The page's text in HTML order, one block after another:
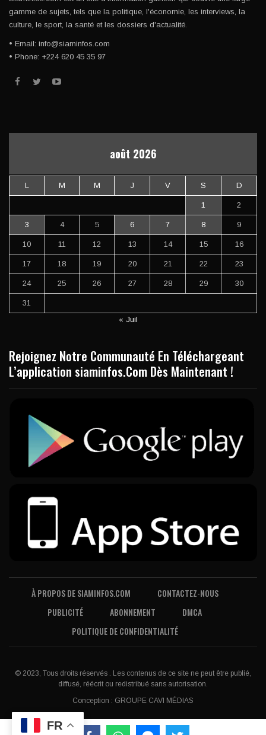
gamme de sujets, tels que la politique, l'économie, les interviews, la
culture, le sport, la santé et les dossiers d'actualité.
• Email: info@siaminfos.com
• Phone: +224 620 45 35 97
août 2026
L M M J V S D
1 2
3 4 5 6 7 8 9
10 11 12 13 14 15 16
17 18 19 20 21 22 23
24 25 26 27 28 29 30
31
« Juil
Rejoignez Notre Communauté En Téléchargeant
L’application siaminfos.Com Dès Maintenant !
À PROPOS DE SIAMINFOS.COM
CONTACTEZ-NOUS
PUBLICITÉ
ABONNEMENT
DMCA
POLITIQUE DE CONFIDENTIALITÉ
© 2023, Tous droits réservés . Les contenus de ce site ne peut être publié,
diffusé, réécrit ou redistribué sans autorisation.
Conception : GROUPE CAVI MÉDIAS
FR